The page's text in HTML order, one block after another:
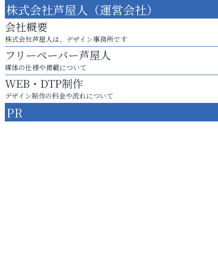
株式会社芦屋人（運営会社）
会社概要
株式会社芦屋人は、デザイン事務所です
フリーペーパー芦屋人
媒体の仕様や掲載について
WEB・DTP制作
デザイン制作の料金や流れについて
PR